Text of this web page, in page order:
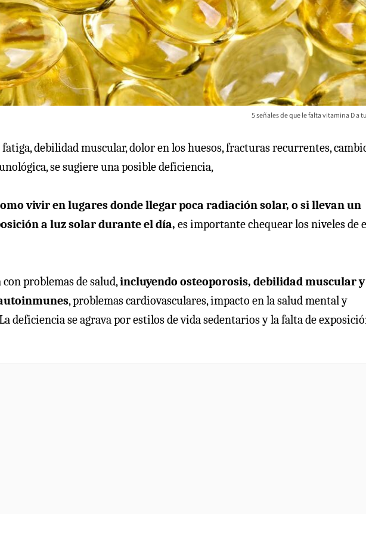
5 señales de que le falta vitamina D a
debilidad muscular, dolor en los huesos, fracturas recurrentes,
se sugiere una posible deficiencia,
vivir en lugares donde llegar poca radiación solar, o si llevan un
a luz solar durante el día, es importante chequear los niveles de
problemas de salud,incluyendo osteoporosis, debilidad muscular
, problemas cardiovasculares, impacto en la salud mental y
deficiencia se agrava por estilos de vida sedentarios y la falta de